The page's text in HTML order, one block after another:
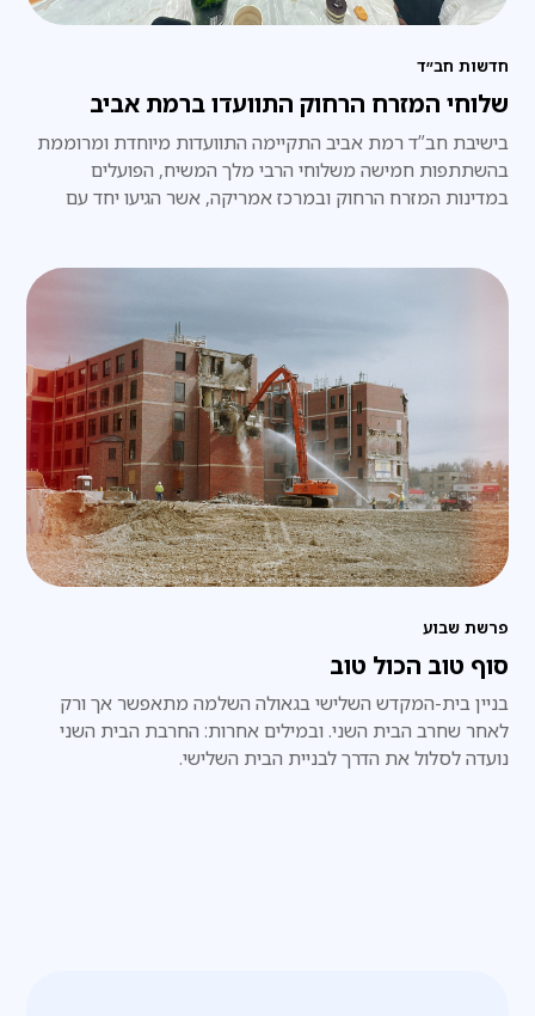
חדשות חב״ד
שלוחי המזרח הרחוק התוועדו ברמת אביב
בישיבת חב”ד רמת אביב התקיימה התוועדות מיוחדת ומרוממת
בהשתתפות חמישה משלוחי הרבי מלך המשיח, הפועלים
במדינות המזרח הרחוק ובמרכז אמריקה, אשר הגיעו יחד עם
פרשת שבוע
סוף טוב הכול טוב
בניין בית-המקדש השלישי בגאולה השלמה מתאפשר אך ורק
לאחר שחרב הבית השני. ובמילים אחרות: החרבת הבית השני
נועדה לסלול את הדרך לבניית הבית השלישי.